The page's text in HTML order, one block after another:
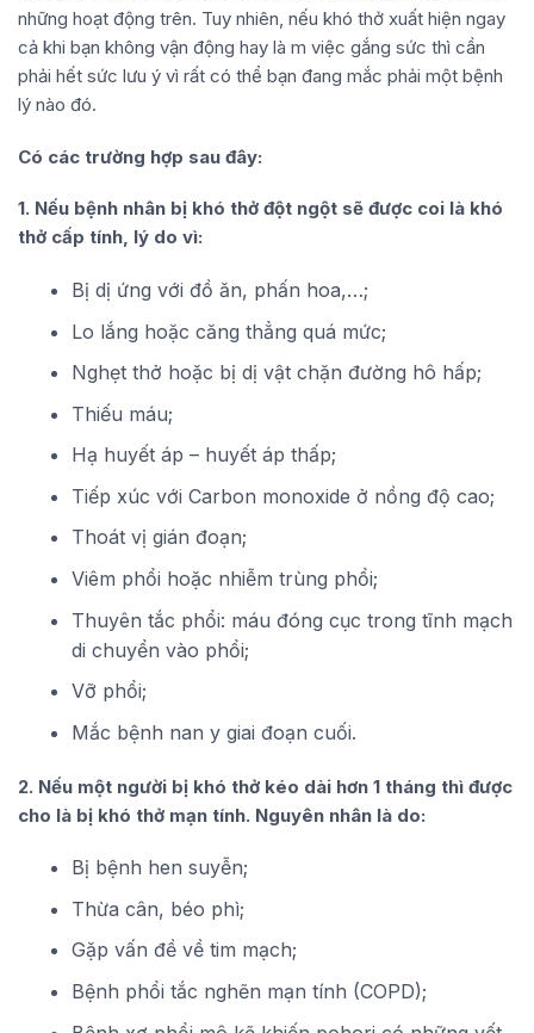
những hoạt động trên. Tuy nhiên, nếu khó thở xuất hiện ngay
cả khi bạn không vận động hay là m việc gắng sức thì cần
phải hết sức lưu ý vì rất có thể bạn đang mắc phải một bệnh
lý nào đó.
Có các trường hợp sau đây:
1. Nếu bệnh nhân bị khó thở đột ngột sẽ được coi là khó
thở cấp tính, lý do vì:
Bị dị ứng với đồ ăn, phấn hoa,…;
Lo lắng hoặc căng thẳng quá mức;
Nghẹt thở hoặc bị dị vật chặn đường hô hấp;
Thiếu máu;
Hạ huyết áp – huyết áp thấp;
Tiếp xúc với Carbon monoxide ở nồng độ cao;
Thoát vị gián đoạn;
Viêm phổi hoặc nhiễm trùng phổi;
Thuyên tắc phổi: máu đóng cục trong tĩnh mạch
di chuyển vào phổi;
Vỡ phổi;
Mắc bệnh nan y giai đoạn cuối.
2. Nếu một người bị khó thở kéo dài hơn 1 tháng thì được
cho là bị khó thở mạn tính. Nguyên nhân là do:
Bị bệnh hen suyễn;
Thừa cân, béo phì;
Gặp vấn đề về tim mạch;
Bệnh phổi tắc nghẽn mạn tính (COPD);